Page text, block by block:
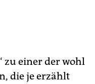
zu einer der wohl
die je erzählt